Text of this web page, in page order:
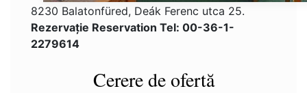
8230 Balatonfüred, Deák Ferenc utca 25.
Rezervaţie Reservation Tel: 00-36-1-
2279614
Cerere de ofertă